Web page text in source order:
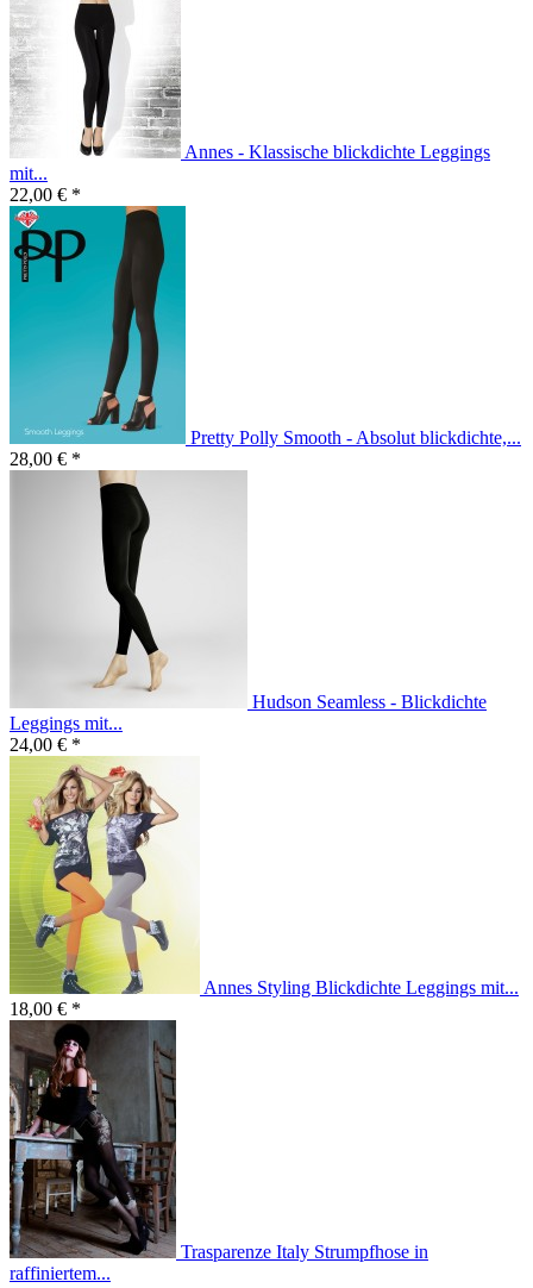
Annes - Klassische blickdichte Leggings
mit...
22,00 € *
Pretty Polly Smooth - Absolut blickdichte,...
28,00 € *
Hudson Seamless - Blickdichte
Leggings mit...
24,00 € *
Annes Styling Blickdichte Leggings mit...
18,00 € *
Trasparenze Italy Strumpfhose in
raffiniertem...